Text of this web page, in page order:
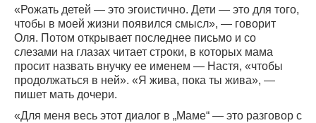
«Рожать детей — это эгоистично. Дети — это для того,
чтобы в моей жизни появился смысл», — говорит
Оля. Потом открывает последнее письмо и со
слезами на глазах читает строки, в которых мама
просит назвать внучку ее именем — Настя, «чтобы
продолжаться в ней». «Я жива, пока ты жива», —
пишет мать дочери.
«Для меня весь этот диалог в „Маме“ — это разговор с